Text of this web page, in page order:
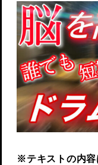
※テキストの内容